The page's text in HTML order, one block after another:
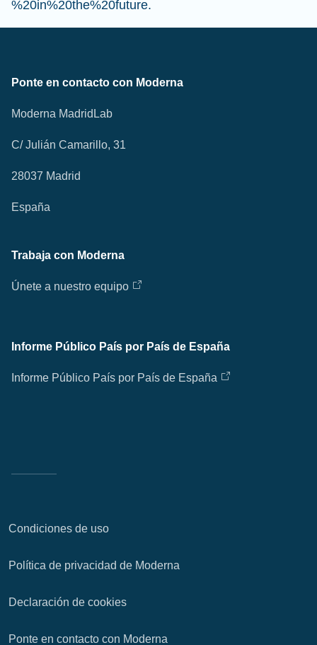
%20in%20the%20future.
Ponte en contacto con Moderna
Moderna MadridLab
C/ Julián Camarillo, 31
28037 Madrid
España
Trabaja con Moderna
Únete a nuestro equipo
Informe Público País por País de España
Informe Público País por País de España
Condiciones de uso
Política de privacidad de Moderna
Declaración de cookies
Ponte en contacto con Moderna